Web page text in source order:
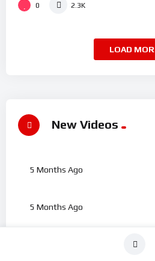
0 2.3K
LOAD
New Videos
#2
67
TOBRUT POLOS
5 Months Ago
#1
ENAK BANGET WOI CEWE
5 Months Ago
ENAK BANGET WOI CEWE